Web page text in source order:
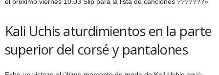
el próximo viernes 10.03 Slip para la lista de canciones ???????»
Kali Uchis aturdimientos en la parte
superior del corsé y pantalones